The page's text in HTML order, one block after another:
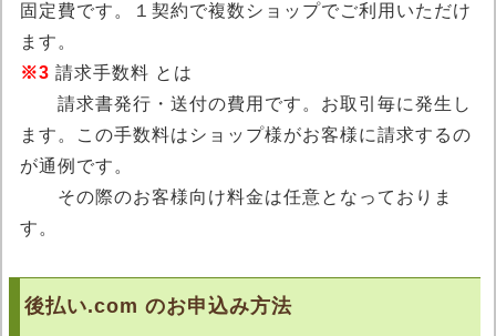
固定費です。１契約で複数ショップでご利用いただけ
ます。
※3 請求手数料 とは
請求書発行・送付の費用です。お取引毎に発生し
ます。この手数料はショップ様がお客様に請求するの
が通例です。
その際のお客様向け料金は任意となっておりま
す。
後払い.com のお申込み方法